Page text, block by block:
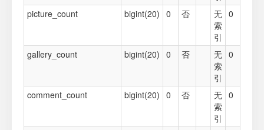
picture_count
bigint(20) 0 否
无
索
引
0
gallery_count bigint(20) 0 否
无
索
引
0
comment_count bigint(20) 0 否
无
索
引
0